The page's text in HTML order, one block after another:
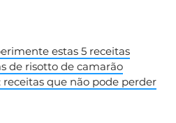
estas 5 receitas
de risotto de camarão
receitas que não pode perder